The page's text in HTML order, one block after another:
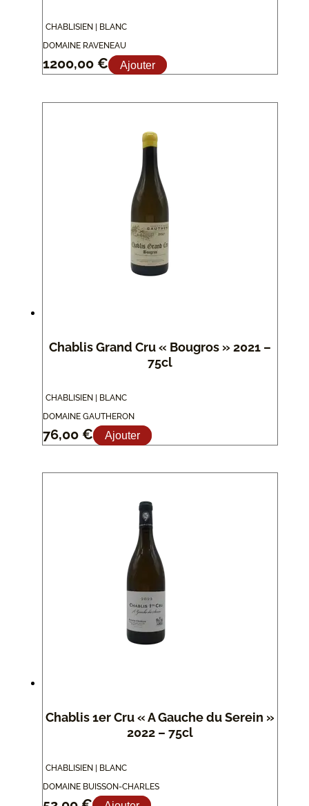
CHABLISIEN | BLANC
DOMAINE RAVENEAU
1200,00 € Ajouter
Chablis Grand Cru « Bougros » 2021 –
75cl
CHABLISIEN | BLANC
DOMAINE GAUTHERON
76,00 € Ajouter
Chablis 1er Cru « A Gauche du Serein »
2022 – 75cl
CHABLISIEN | BLANC
DOMAINE BUISSON-CHARLES